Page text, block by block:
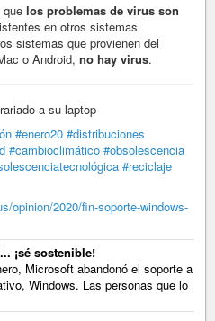
los problemas de virus son
en otros sistemas
sistemas que provienen del
o Android, no hay virus.
#enero20 #distribuciones
#cambioclimático #obsolescencia
#reciclaje
opinion/2020/fin-soporte-windows-
¡sé sostenible!
Microsoft abandonó el soporte a
Windows. Las personas que lo